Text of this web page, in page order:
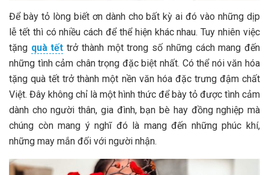
Để bày tỏ lòng biết ơn dành cho bất kỳ ai đó vào những dịp
lễ tết thì có nhiều cách để thể hiện khác nhau. Tuy nhiên việc
tặng quà tết trở thành một trong số những cách mang đến
những tình cảm chân trọng đặc biệt nhất. Có thể nói văn hóa
tặng quà tết trở thành một nền văn hóa đặc trưng đậm chất
Việt. Đây không chỉ là một hình thức để bày tỏ được tình cảm
dành cho người thân, gia đình, bạn bè hay đồng nghiệp mà
chúng còn mang ý nghĩ đó là mang đến những phúc khí,
những may mắn đối với người nhận.